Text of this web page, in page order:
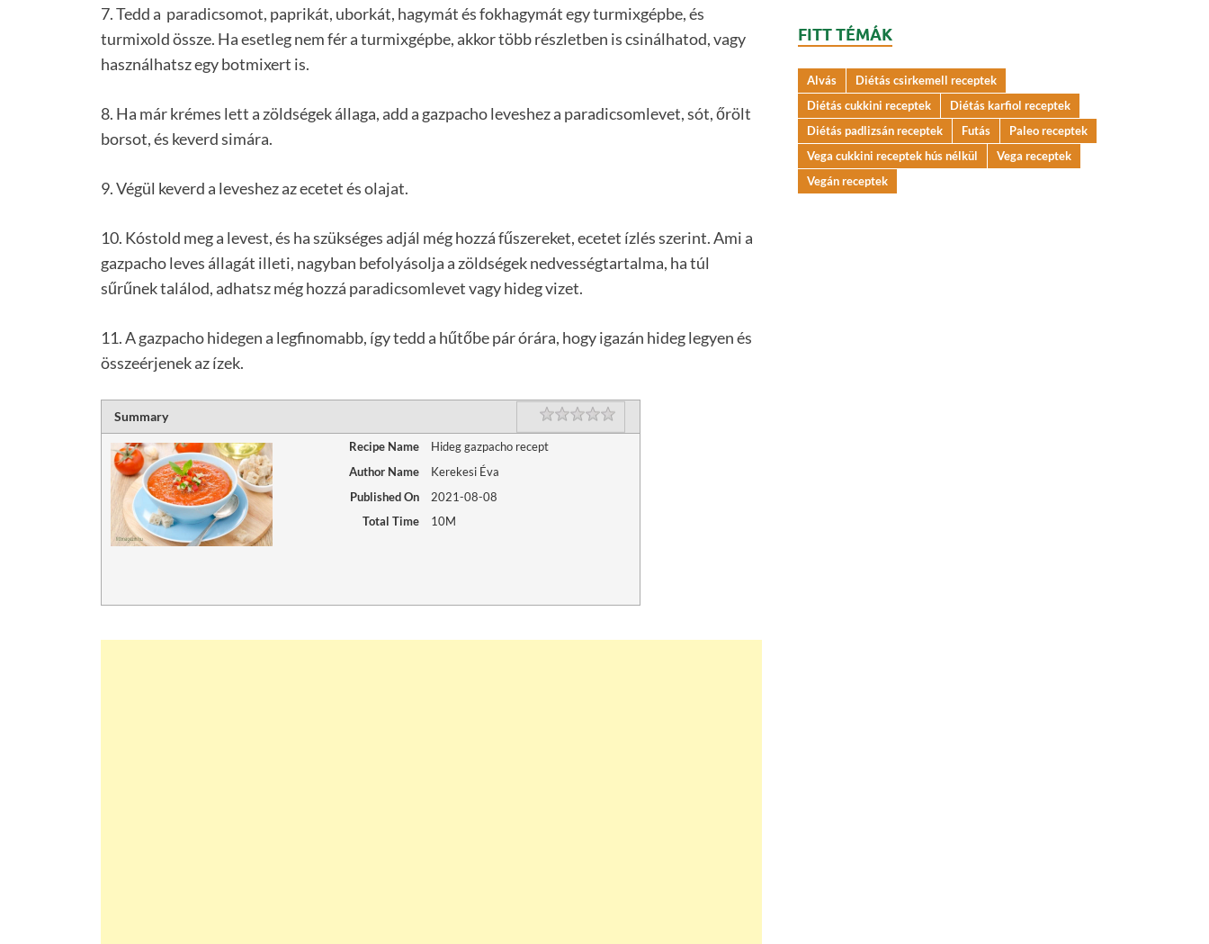
7. Tedd a paradicsomot, paprikát, uborkát, hagymát és fokhagymát egy turmixgépbe, és
turmixold össze. Ha esetleg nem fér a turmixgépbe, akkor több részletben is csinálhatod, vagy
használhatsz egy botmixert is.
8. Ha már krémes lett a zöldségek állaga, add a gazpacho leveshez a paradicsomlevet, sót, őrölt
borsot, és keverd simára.
9. Végül keverd a leveshez az ecetet és olajat.
10. Kóstold meg a levest, és ha szükséges adjál még hozzá fűszereket, ecetet ízlés szerint. Ami a
gazpacho leves állagát illeti, nagyban befolyásolja a zöldségek nedvességtartalma, ha túl
sűrűnek találod, adhatsz még hozzá paradicsomlevet vagy hideg vizet.
11. A gazpacho hidegen a legfinomabb, így tedd a hűtőbe pár órára, hogy igazán hideg legyen és
összeérjenek az ízek.
Summary Rating
Recipe Name
Hideg gazpacho recept
Author Name
Kerekesi Éva
Published On
2021-08-08
Total Time
10M
FITT TÉMÁK
Alvás
Diétás csirkemell receptek
Diétás cukkini receptek
Diétás karfiol receptek
Diétás padlizsán receptek
Futás
Paleo receptek
Vega cukkini receptek hús nélkül
Vega receptek
Vegán receptek